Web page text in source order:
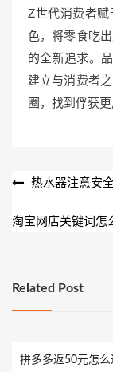
Z世代消费者赋
色，将零食吃
的全新追求。
建立与消费者
圈，找到俘获
文
导
热水器注意安
淘宝网店关键词怎
Related Post
拼多多返50元怎么